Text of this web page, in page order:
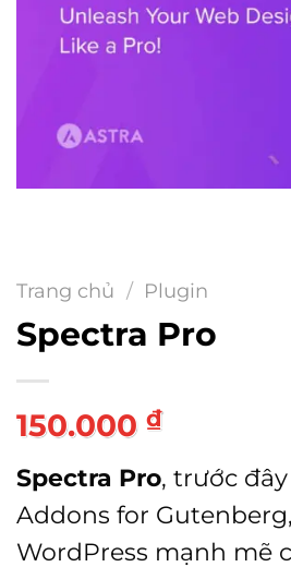
Trang chủ / Plugin
Spectra Pro
150.000 ₫
Spectra Pro, trước
Addons for
WordPress mạnh mẽ